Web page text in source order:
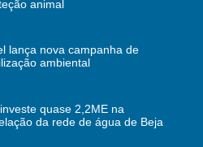
animal
lança nova campanha de
ambiental
quase 2,2ME na
da rede de água de Beja